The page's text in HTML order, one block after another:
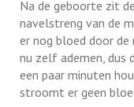
Na de geboorte zit
navelstreng van de
er nog bloed door de
nu zelf ademen, dus
een paar minuten
stroomt er geen